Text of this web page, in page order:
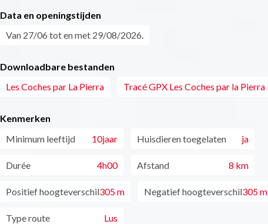
Data en openingstijden
Van 27/06 tot en met 29/08/2026.
Downloadbare bestanden
Les Coches par La Pierra
Tracé GPX Les Coches par la Pierra
Kenmerken
Minimum leeftijd
10jaar Huisdieren toegelaten ja
Durée 4h00 Afstand 8 km
Positief hoogteverschil305 m Negatief hoogteverschil305 m
Type route Lus